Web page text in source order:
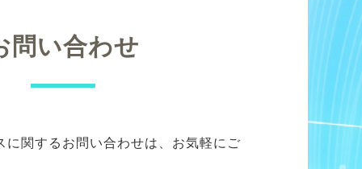
問い合わせ
に関するお問い合わせは、お気軽にご